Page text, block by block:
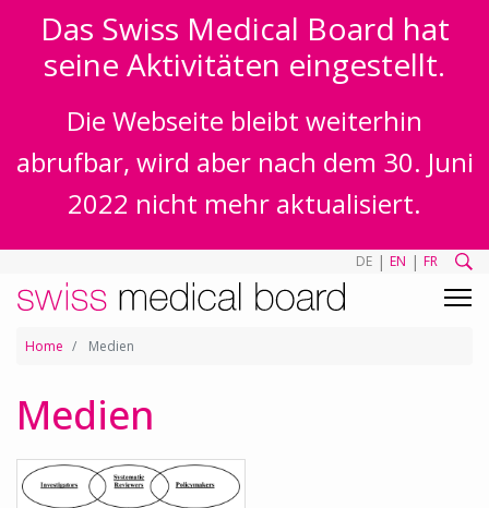
Das Swiss Medical Board hat
seine Aktivitäten eingestellt.
Die Webseite bleibt weiterhin
abrufbar, wird aber nach dem 30. Juni
2022 nicht mehr aktualisiert.
DE | EN | FR
Home Medien
Medien